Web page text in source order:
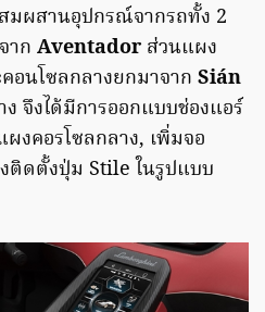
มผสานอุปกรณ์จากรถทั้ง 2
าก Aventador ส่วนแผง
อนโซลกลางยกมาจาก Sián
จึงได้มีการออกแบบช่องแอร์
งคอรโซลกลาง, เพิ่มจอ
ติดตั้งปุ่ม Stile ในรูปแบบ